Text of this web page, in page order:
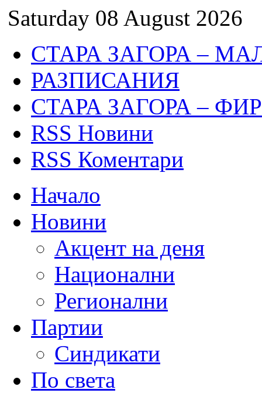
Saturday 08 August 2026
СТАРА ЗАГОРА –
РАЗПИСАНИЯ
СТАРА ЗАГОРА –
RSS Новини
RSS Коментари
Начало
Новини
Акцент на деня
Национални
Регионални
Партии
Синдикати
По света